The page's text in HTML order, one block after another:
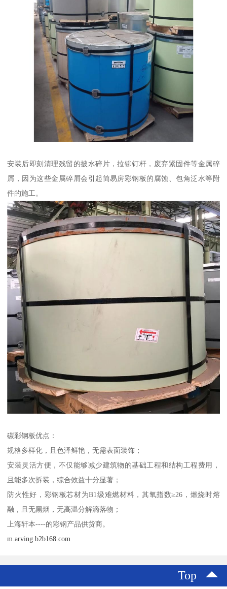
安装后即刻清理残留的披水碎片，拉铆钉杆，废弃紧固件等金属碎
屑，因为这些金属碎屑会引起简易房彩钢板的腐蚀、包角泛水等附
件的施工。
碳彩钢板优点：
规格多样化，且色泽鲜艳，无需表面装饰；
安装灵活方便，不仅能够减少建筑物的基础工程和结构工程费用，
且能多次拆装，综合效益十分显著；
防火性好，彩钢板芯材为B1级难燃材料，其氧指数≥26，燃烧时熔
融，且无黑烟，无高温分解滴落物；
上海轩本----的彩钢产品供货商。
m.arving.b2b168.com
Top